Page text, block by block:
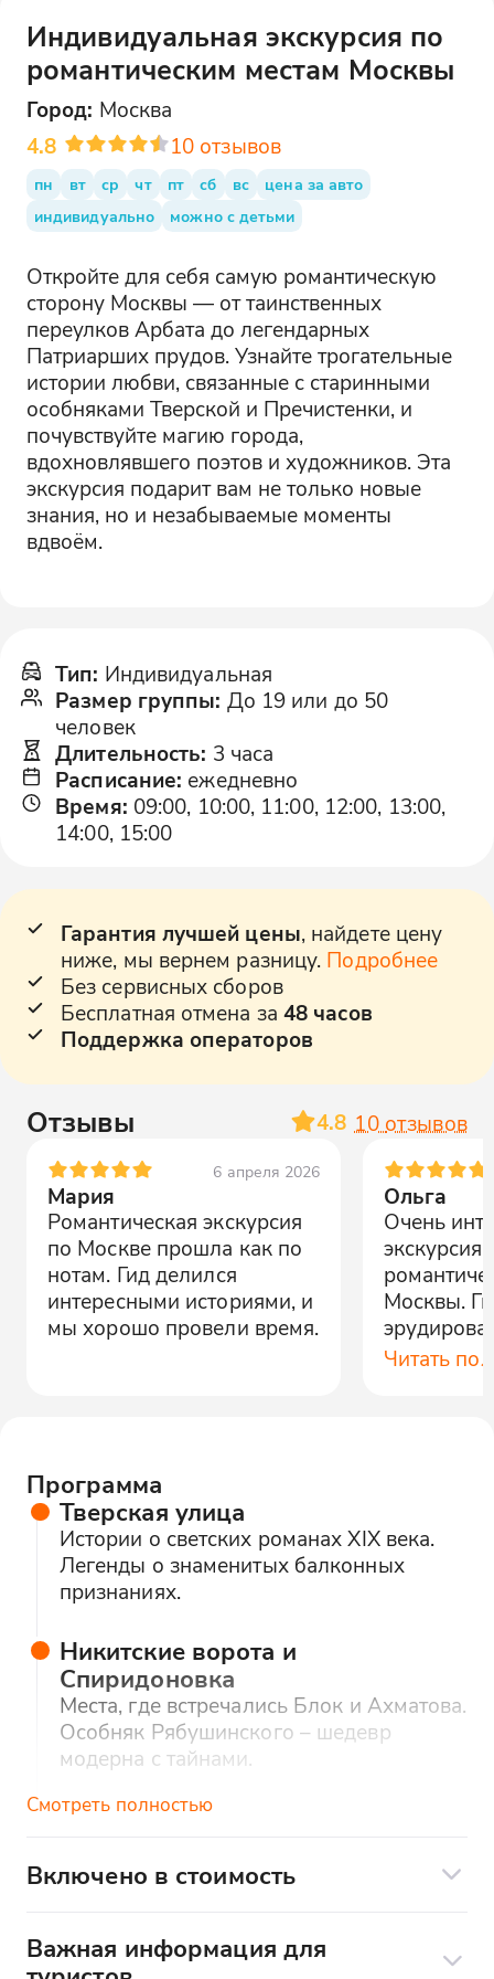
Индивидуальная экскурсия по
романтическим местам Москвы
Город: Москва
4.8
10 отзывов
пн вт ср чт пт сб вс
цена за авто
индивидуально
можно с детьми
Откройте для себя самую романтическую
сторону Москвы — от таинственных
переулков Арбата до легендарных
Патриарших прудов. Узнайте трогательные
истории любви, связанные с старинными
особняками Тверской и Пречистенки, и
почувствуйте магию города,
вдохновлявшего поэтов и художников. Эта
экскурсия подарит вам не только новые
знания, но и незабываемые моменты
вдвоём.
Тип: Индивидуальная
Размер группы: До 19 или до 50
человек
Длительность: 3 часа
Расписание: ежедневно
Время: 09:00, 10:00, 11:00, 12:00, 13:00,
14:00, 15:00
Гарантия лучшей цены, найдете цену
ниже, мы вернем разницу. Подробнее
Без сервисных сборов
Бесплатная отмена за 48 часов
Поддержка операторов
Отзывы 4.8 10 отзывов
6 апреля 2026
Мария
Романтическая экскурсия
по Москве прошла как по
нотам. Гид делился
интересными историями, и
мы хорошо провели время.
Ольга
Очень
экскурсия
Москвы.
Читать
Программа
Тверская улица
Истории о светских романах XIX века.
Легенды о знаменитых балконных
признаниях.
Никитские ворота и
Спиридоновка
Места, где встречались Блок и Ахматова.
Особняк Рябушинского – шедевр
модерна с тайнами.
Патриаршие пруды
и Маргарита»). Где назначали свидания
Арбатские переулки
Смотреть полностью
Включено в стоимость
Профессиональный гид
Важная информация для